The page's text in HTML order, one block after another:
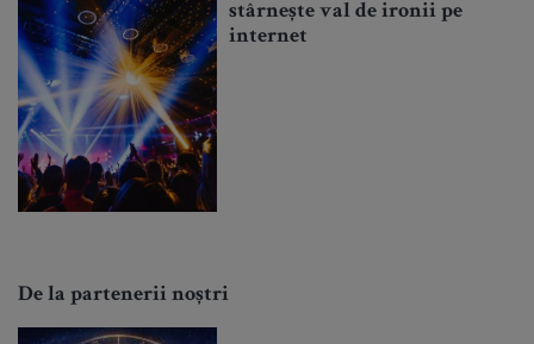
stârnește val de ironii pe
internet
De la partenerii noștri